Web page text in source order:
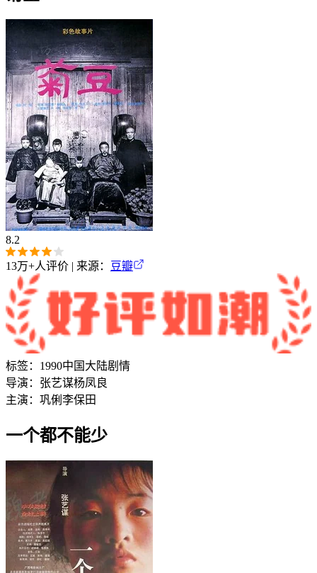
8.2
13万+人评价 | 来源： 豆瓣
标签： 1990中国大陆剧情
导演： 张艺谋杨凤良
主演： 巩俐 李保田
一个都不能少